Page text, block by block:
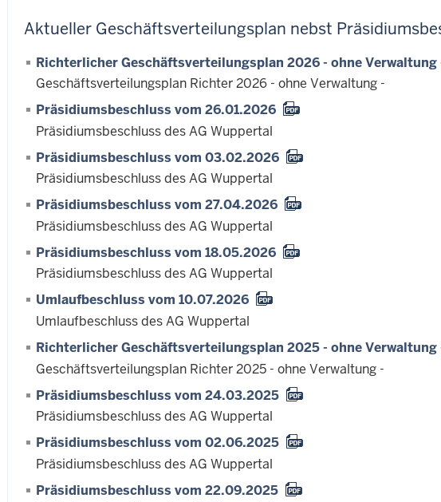
Aktueller Geschäftsverteilungsplan nebst
Richterlicher Geschäftsverteilungsplan 2026 - ohne Verwaltung
Geschäftsverteilungsplan Richter 2026 - ohne Verwaltung -
Präsidiumsbeschluss vom 26.01.2026
Präsidiumsbeschluss des AG Wuppertal
Präsidiumsbeschluss vom 03.02.2026
Präsidiumsbeschluss des AG Wuppertal
Präsidiumsbeschluss vom 27.04.2026
Präsidiumsbeschluss des AG Wuppertal
Präsidiumsbeschluss vom 18.05.2026
Präsidiumsbeschluss des AG Wuppertal
Umlaufbeschluss vom 10.07.2026
Umlaufbeschluss des AG Wuppertal
Richterlicher Geschäftsverteilungsplan 2025 - ohne Verwaltung
Geschäftsverteilungsplan Richter 2025 - ohne Verwaltung -
Präsidiumsbeschluss vom 24.03.2025
Präsidiumsbeschluss des AG Wuppertal
Präsidiumsbeschluss vom 02.06.2025
Präsidiumsbeschluss des AG Wuppertal
Präsidiumsbeschluss vom 22.09.2025